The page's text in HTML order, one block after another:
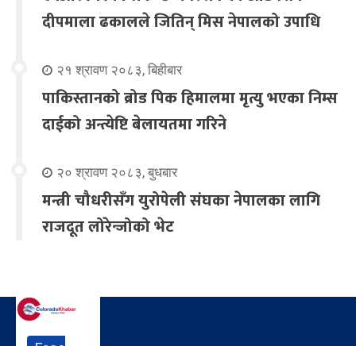
दीपमाला ढकालले जितिन् मिस नेपालको उपाधि
२१ श्रावण २०८३, बिहीबार
पाकिस्तानको ब्रोड पिक हिमालमा मृत्यु भएका निम्स
दाईको अन्त्येष्टि बेलायतमा गरिने
२० श्रावण २०८३, बुधबार
मन्त्री चौधरीसँग युरोपेली संघका नेपालका लागि
राजदूत लोरेन्जोको भेट